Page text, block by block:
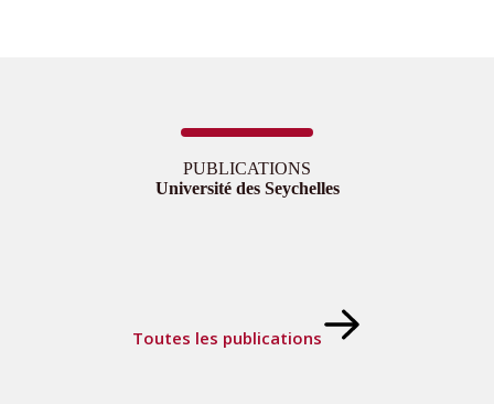
PUBLICATIONS
Université des Seychelles
Toutes les publications